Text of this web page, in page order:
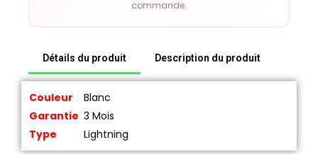
commande.
Détails du produit Description du produit
Couleur
Blanc
Garantie 3 Mois
Type
Lightning